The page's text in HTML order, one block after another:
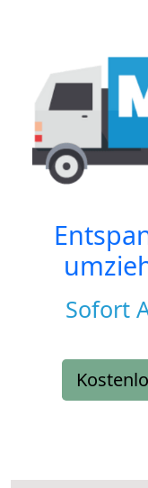
Sofort